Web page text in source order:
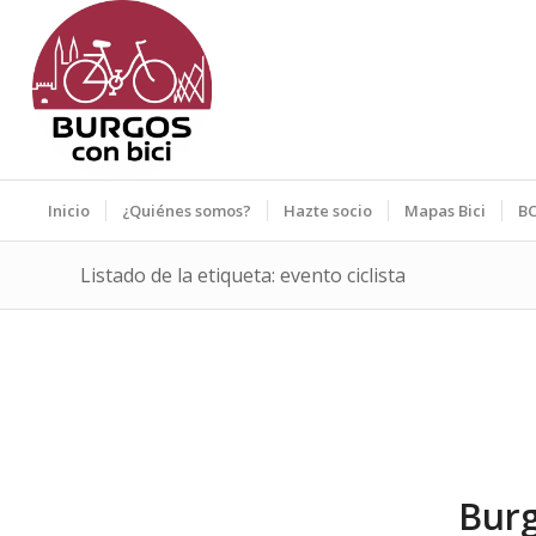
Inicio ¿Quiénes somos? Hazte socio Mapas Bici
Listado de la etiqueta: evento ciclista